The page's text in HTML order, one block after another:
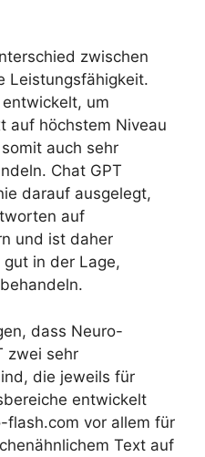
zwischen
Leistungsfähigkeit.
um
auf höchstem Niveau
auch sehr
Chat GPT
darauf ausgelegt,
auf
und ist daher
in der Lage,
dass Neuro-
zwei sehr
die jeweils für
entwickelt
flash.com vor allem für
Text auf